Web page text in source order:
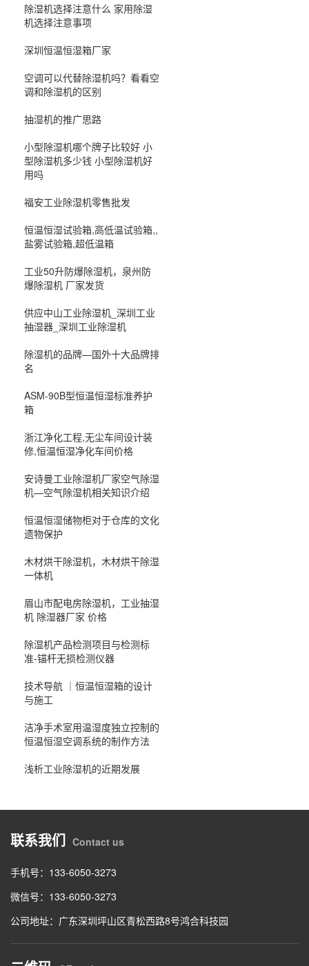
除湿机选择注意什么 家用除湿
机选择注意事项
深圳恒温恒湿箱厂家
空调可以代替除湿机吗？看看空
调和除湿机的区别
抽湿机的推广思路
小型除湿机哪个牌子比较好 小
型除湿机多少钱 小型除湿机好
用吗
福安工业除湿机零售批发
恒温恒湿试验箱,高低温试验箱,,
盐雾试验箱,超低温箱
工业50升防爆除湿机，泉州防
爆除湿机 厂家发货
供应中山工业除湿机_深圳工业
抽湿器_深圳工业除湿机
除湿机的品牌—国外十大品牌排
名
ASM-90B型恒温恒湿标准养护
箱
浙江净化工程,无尘车间设计装
修,恒温恒湿净化车间价格
安诗曼工业除湿机厂家空气除湿
机—空气除湿机相关知识介绍
恒温恒湿储物柜对于仓库的文化
遗物保护
木材烘干除湿机，木材烘干除湿
一体机
眉山市配电房除湿机，工业抽湿
机 除湿器厂家 价格
除湿机产品检测项目与检测标
准-锚杆无损检测仪器
技术导航 ｜恒温恒湿箱的设计
与施工
洁净手术室用温湿度独立控制的
恒温恒湿空调系统的制作方法
浅析工业除湿机的近期发展
联系我们 Contact us
手机号：133-6050-3273
微信号：133-6050-3273
公司地址：广东深圳坪山区青松西路8号鸿合科技园